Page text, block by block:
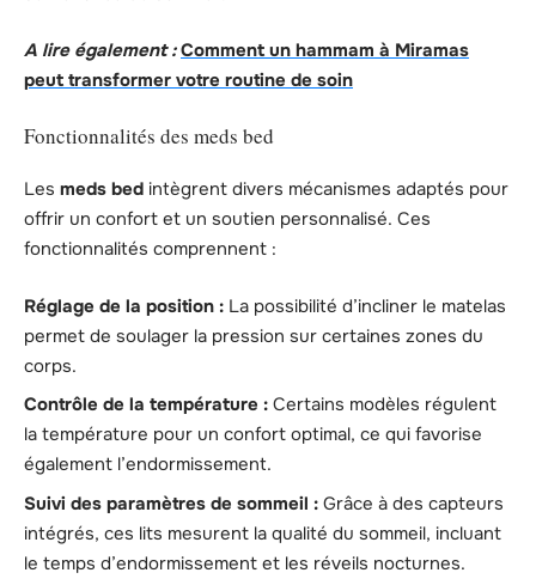
A lire également : Comment un hammam à Miramas
peut transformer votre routine de soin
Fonctionnalités des meds bed
Les meds bed intègrent divers mécanismes adaptés pour
offrir un confort et un soutien personnalisé. Ces
fonctionnalités comprennent :
Réglage de la position : La possibilité d’incliner le matelas
permet de soulager la pression sur certaines zones du
corps.
Contrôle de la température : Certains modèles régulent
la température pour un confort optimal, ce qui favorise
également l’endormissement.
Suivi des paramètres de sommeil : Grâce à des capteurs
intégrés, ces lits mesurent la qualité du sommeil, incluant
le temps d’endormissement et les réveils nocturnes.